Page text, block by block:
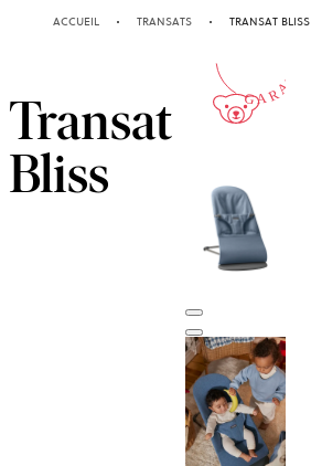
ACCUEIL TRANSATS TRANSAT BLISS
Transat
Bliss
10-ANS
GARANTIE